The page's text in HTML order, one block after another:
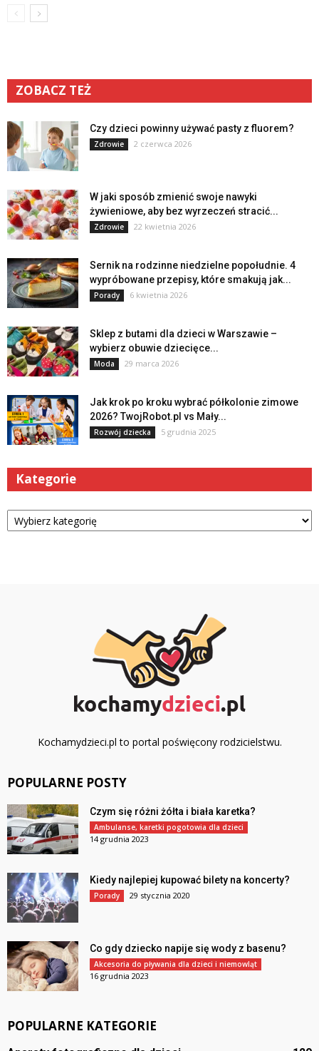
ZOBACZ TEŻ
Czy dzieci powinny używać pasty z fluorem?
Zdrowie 2 czerwca 2026
W jaki sposób zmienić swoje nawyki
żywieniowe, aby bez wyrzeczeń stracić...
Zdrowie 22 kwietnia 2026
Sernik na rodzinne niedzielne popołudnie. 4
wypróbowane przepisy, które smakują jak...
Porady 6 kwietnia 2026
Sklep z butami dla dzieci w Warszawie –
wybierz obuwie dziecięce...
Moda 29 marca 2026
Jak krok po kroku wybrać półkolonie zimowe
2026? TwojRobot.pl vs Mały...
Rozwój dziecka 5 grudnia 2025
Kategorie
Kategorie
Kochamydzieci.pl to portal poświęcony rodzicielstwu.
POPULARNE POSTY
Czym się różni żółta i biała karetka?
Ambulanse, karetki pogotowia dla dzieci
14 grudnia 2023
Kiedy najlepiej kupować bilety na koncerty?
Porady 29 stycznia 2020
Co gdy dziecko napije się wody z basenu?
Akcesoria do pływania dla dzieci i niemowląt
16 grudnia 2023
POPULARNE KATEGORIE